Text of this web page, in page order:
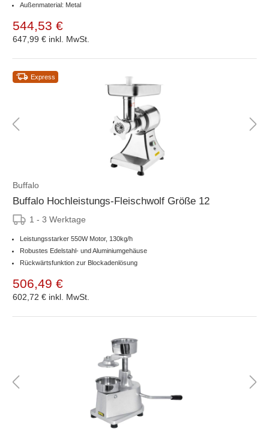
Außenmaterial: Metal
544,53 €
647,99 € inkl. MwSt.
Express
Buffalo
Buffalo Hochleistungs-Fleischwolf Größe 12
1 - 3 Werktage
Leistungsstarker 550W Motor, 130kg/h
Robustes Edelstahl- und Aluminiumgehäuse
Rückwärtsfunktion zur Blockadenlösung
506,49 €
602,72 € inkl. MwSt.